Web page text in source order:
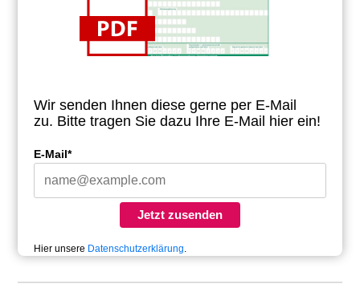
Wir senden Ihnen diese gerne per E-Mail
zu. Bitte tragen Sie dazu Ihre E-Mail hier ein!
E-Mail*
Jetzt zusenden
Hier unsere Datenschutzerklärung.